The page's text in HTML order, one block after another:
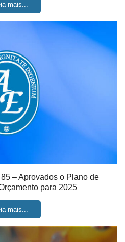
mais...
– Aprovados o Plano de
para 2025
mais...